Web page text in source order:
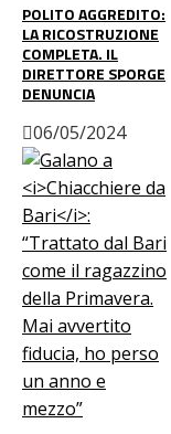
POLITO AGGREDITO:
LA RICOSTRUZIONE
COMPLETA. IL
DIRETTORE SPORGE
DENUNCIA
06/05/2024